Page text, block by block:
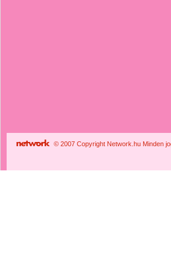
© 2007 Copyright Network.hu Minden